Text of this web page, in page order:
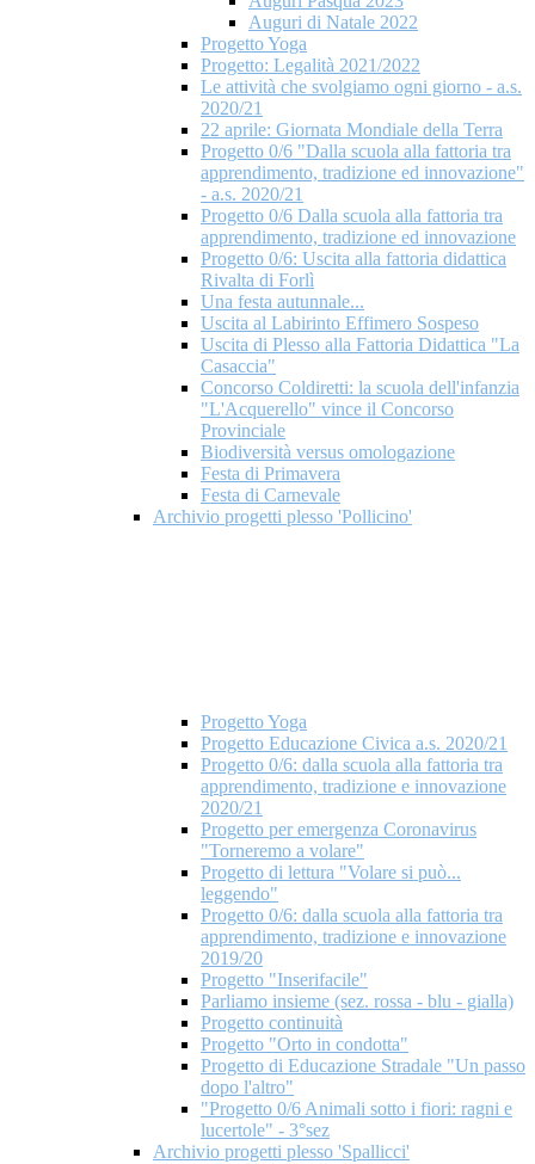
Auguri di Natale 2022
Progetto Yoga
Progetto: Legalità 2021/2022
Le attività che svolgiamo ogni giorno - a.s.
2020/21
22 aprile: Giornata Mondiale della Terra
Progetto 0/6 "Dalla scuola alla fattoria tra
apprendimento, tradizione ed innovazione"
- a.s. 2020/21
Progetto 0/6 Dalla scuola alla fattoria tra
apprendimento, tradizione ed innovazione
Progetto 0/6: Uscita alla fattoria didattica
Rivalta di Forlì
Una festa autunnale...
Uscita al Labirinto Effimero Sospeso
Uscita di Plesso alla Fattoria Didattica "La
Casaccia"
Concorso Coldiretti: la scuola dell'infanzia
"L'Acquerello" vince il Concorso
Provinciale
Biodiversità versus omologazione
Festa di Primavera
Festa di Carnevale
Archivio progetti plesso 'Pollicino'
Progetto Yoga
Progetto Educazione Civica a.s. 2020/21
Progetto 0/6: dalla scuola alla fattoria tra
apprendimento, tradizione e innovazione
2020/21
Progetto per emergenza Coronavirus
"Torneremo a volare"
Progetto di lettura "Volare si può...
leggendo"
Progetto 0/6: dalla scuola alla fattoria tra
apprendimento, tradizione e innovazione
2019/20
Progetto "Inserifacile"
Parliamo insieme (sez. rossa - blu - gialla)
Progetto continuità
Progetto "Orto in condotta"
Progetto di Educazione Stradale "Un passo
dopo l'altro"
"Progetto 0/6 Animali sotto i fiori: ragni e
lucertole" - 3°sez
Archivio progetti plesso 'Spallicci'